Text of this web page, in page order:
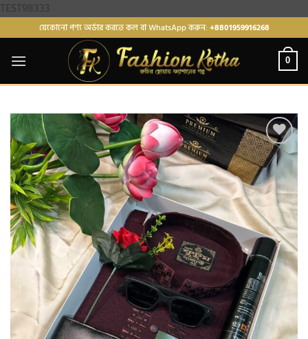
to
content
যেকোনো পণ্য অর্ডার করতে কল বা WhatsApp করুন: +8801959916268
0
Add to
wishlist